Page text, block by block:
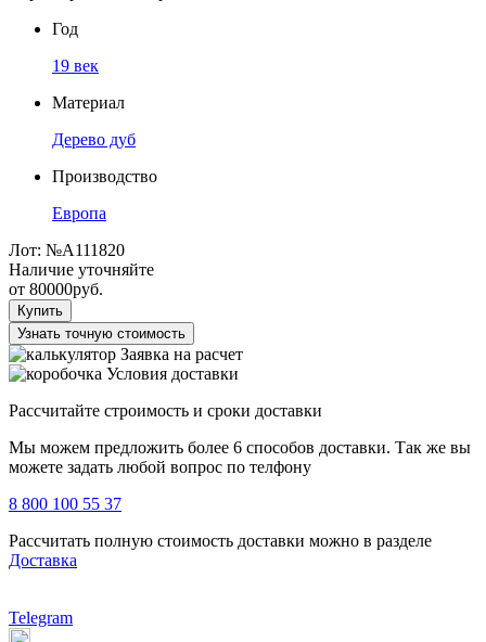
Год
19 век
Материал
Дерево дуб
Производство
Европа
Лот: №А111820
Наличие уточняйте
от 80000руб.
Купить
Узнать точную стоимость
Заявка на расчет
Условия доставки
Рассчитайте строимость и сроки доставки
Мы можем предложить более 6 способов доставки. Так же вы
можете задать любой вопрос по телфону
8 800 100 55 37
Рассчитать полную стоимость доставки можно в разделе
Доставка
Telegram